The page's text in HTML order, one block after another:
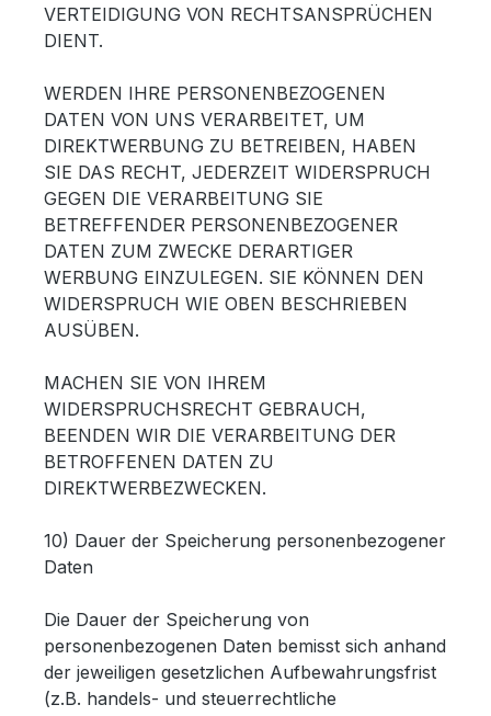
VERTEIDIGUNG VON RECHTSANSPRÜCHEN
DIENT.
WERDEN IHRE PERSONENBEZOGENEN
DATEN VON UNS VERARBEITET, UM
DIREKTWERBUNG ZU BETREIBEN, HABEN
SIE DAS RECHT, JEDERZEIT WIDERSPRUCH
GEGEN DIE VERARBEITUNG SIE
BETREFFENDER PERSONENBEZOGENER
DATEN ZUM ZWECKE DERARTIGER
WERBUNG EINZULEGEN. SIE KÖNNEN DEN
WIDERSPRUCH WIE OBEN BESCHRIEBEN
AUSÜBEN.
MACHEN SIE VON IHREM
WIDERSPRUCHSRECHT GEBRAUCH,
BEENDEN WIR DIE VERARBEITUNG DER
BETROFFENEN DATEN ZU
DIREKTWERBEZWECKEN.
10) Dauer der Speicherung personenbezogener
Daten
Die Dauer der Speicherung von
personenbezogenen Daten bemisst sich anhand
der jeweiligen gesetzlichen Aufbewahrungsfrist
(z.B. handels- und steuerrechtliche